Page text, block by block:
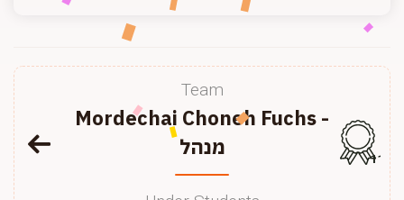
Team
Mordechai Choneh Fuchs -
מנהל
117